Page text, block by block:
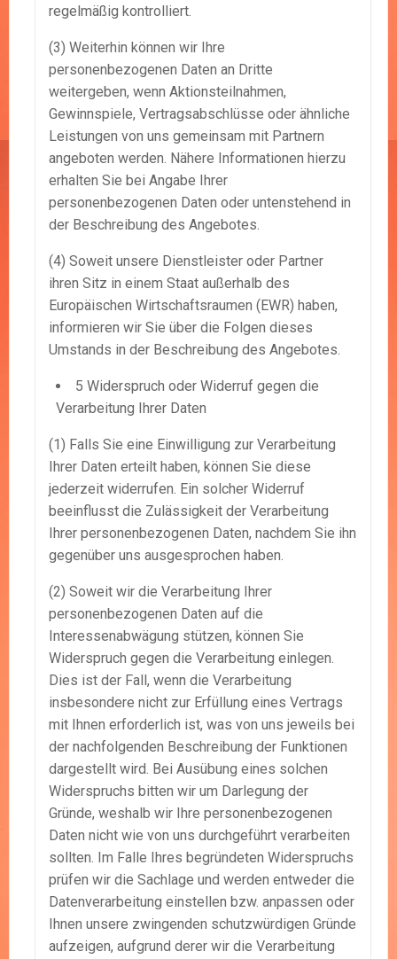
regelmäßig kontrolliert.
(3) Weiterhin können wir Ihre
personenbezogenen Daten an Dritte
weitergeben, wenn Aktionsteilnahmen,
Gewinnspiele, Vertragsabschlüsse oder ähnliche
Leistungen von uns gemeinsam mit Partnern
angeboten werden. Nähere Informationen hierzu
erhalten Sie bei Angabe Ihrer
personenbezogenen Daten oder untenstehend in
der Beschreibung des Angebotes.
(4) Soweit unsere Dienstleister oder Partner
ihren Sitz in einem Staat außerhalb des
Europäischen Wirtschaftsraumen (EWR) haben,
informieren wir Sie über die Folgen dieses
Umstands in der Beschreibung des Angebotes.
5 Widerspruch oder Widerruf gegen die
Verarbeitung Ihrer Daten
(1) Falls Sie eine Einwilligung zur Verarbeitung
Ihrer Daten erteilt haben, können Sie diese
jederzeit widerrufen. Ein solcher Widerruf
beeinflusst die Zulässigkeit der Verarbeitung
Ihrer personenbezogenen Daten, nachdem Sie ihn
gegenüber uns ausgesprochen haben.
(2) Soweit wir die Verarbeitung Ihrer
personenbezogenen Daten auf die
Interessenabwägung stützen, können Sie
Widerspruch gegen die Verarbeitung einlegen.
Dies ist der Fall, wenn die Verarbeitung
insbesondere nicht zur Erfüllung eines Vertrags
mit Ihnen erforderlich ist, was von uns jeweils bei
der nachfolgenden Beschreibung der Funktionen
dargestellt wird. Bei Ausübung eines solchen
Widerspruchs bitten wir um Darlegung der
Gründe, weshalb wir Ihre personenbezogenen
Daten nicht wie von uns durchgeführt verarbeiten
sollten. Im Falle Ihres begründeten Widerspruchs
prüfen wir die Sachlage und werden entweder die
Datenverarbeitung einstellen bzw. anpassen oder
Ihnen unsere zwingenden schutzwürdigen Gründe
aufzeigen, aufgrund derer wir die Verarbeitung